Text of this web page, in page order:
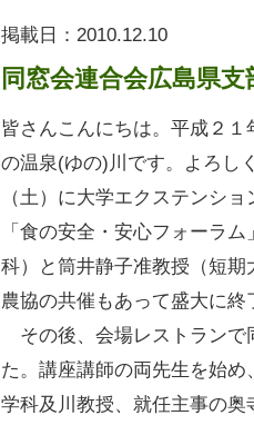
掲載日： 2010.12.10
同窓会連合会広島県
皆さんこんにちは。平成２
の温泉(ゆの)川です。よろし
（土）に大学エクステンシ
「食の安全・安心フォーラ
科）と筒井静子准教授（短
農協の共催もあって盛大に終
その後、会場レストランで
た。講座講師の両先生を始
学科及川教授、就任主事の